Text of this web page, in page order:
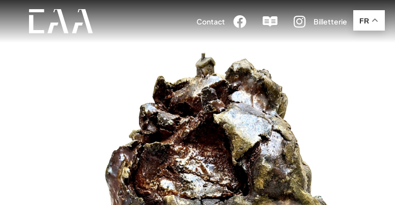
Contact    Billetterie FR